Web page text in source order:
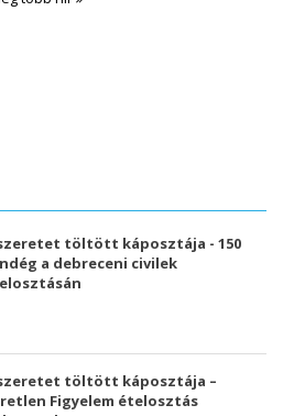
töltött káposztája - 150
a debreceni civilek
töltött káposztája –
Figyelem ételosztás